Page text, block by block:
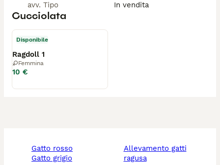
avv. Tipo
In vendita
Cucciolata
Disponibile
Ragdoll 1
Femmina
10 €
gatto rosso
gatto grigio
allevamento gatti
ragusa